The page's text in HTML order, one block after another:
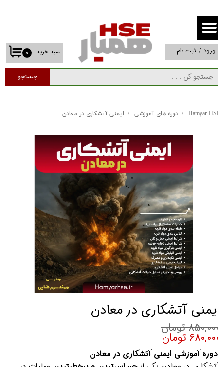
جستجو
۰ سبد خرید ورود / ثبت نام
حساب کاربری من
تغییر گذر واژه
سفارشات
Hamyar دوره های آموزشی ایمنی آتشکاری در معادن
آتشکاری در معادن
تومان
تومان
دوره آموزشی ایمنی آتشکاری در معادن